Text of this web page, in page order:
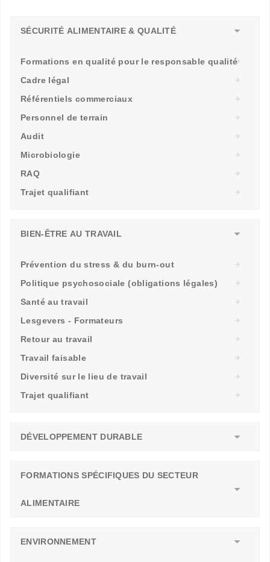
SÉCURITÉ ALIMENTAIRE & QUALITÉ
Formations en qualité pour le responsable qualité
Cadre légal
Référentiels commerciaux
Personnel de terrain
Audit
Microbiologie
RAQ
Trajet qualifiant
BIEN-ÊTRE AU TRAVAIL
Prévention du stress & du burn-out
Politique psychosociale (obligations légales)
Santé au travail
Lesgevers - Formateurs
Retour au travail
Travail faisable
Diversité sur le lieu de travail
Trajet qualifiant
DÉVELOPPEMENT DURABLE
FORMATIONS SPÉCIFIQUES DU SECTEUR
ALIMENTAIRE
ENVIRONNEMENT